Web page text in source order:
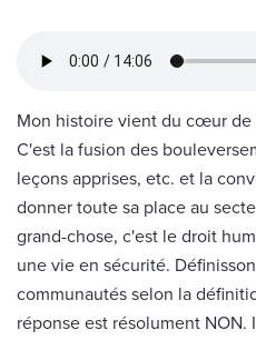
Mon histoire vient du cœur de
C'est la fusion des
leçons apprises, etc. et la
donner toute sa place au
grand-chose, c'est le droit
une vie en sécurité.
communautés selon la
réponse est résolument